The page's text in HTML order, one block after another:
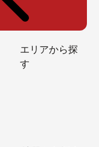
エリアから探
す